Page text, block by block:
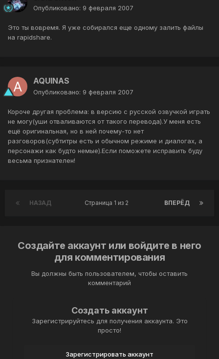
Опубликовано: 9 февраля 2007
Это ты вовремя. Я уже собирался еще одному залить файлы
на rapidshare.
AQUINAS
Опубликовано: 9 февраля 2007
Короче другая проблема: в версию с русской озвучкой играть
не могу(уши отваливаются от такого перевода).У меня есть
ещё оригинальная, но в ней почему-то нет
разговоров(субтитры есть и обычном режиме и диалогах, а
персонажи как будто немые).Если поможете исправить буду
весьма признателен!
НАЗАД ВПЕРЁД
Страница 1 из 2
Создайте аккаунт или войдите в него
для комментирования
Вы должны быть пользователем, чтобы оставить
комментарий
Создать аккаунт
Зарегистрируйтесь для получения аккаунта. Это
просто!
Зарегистрировать аккаунт